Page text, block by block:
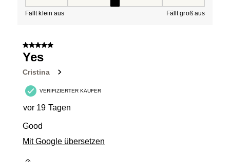
Fällt klein aus Fällt groß aus
5 von 5 Sternen.
Yes
Cristina
VERIFIZIERTER KÄUFER
vor 19 Tagen
Good
Mit Google übersetzen